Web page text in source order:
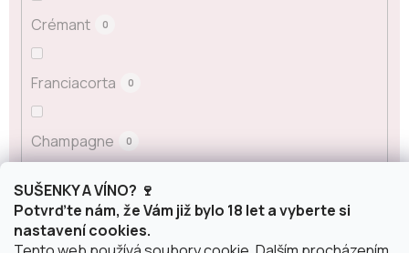
SUŠENKY A VÍNO? 🍷
Potvrďte nám, že Vám již bylo 18 let a vyberte si
nastavení cookies.
Crémant 0
Franciacorta 0
Champagne 0
Prosecco 0